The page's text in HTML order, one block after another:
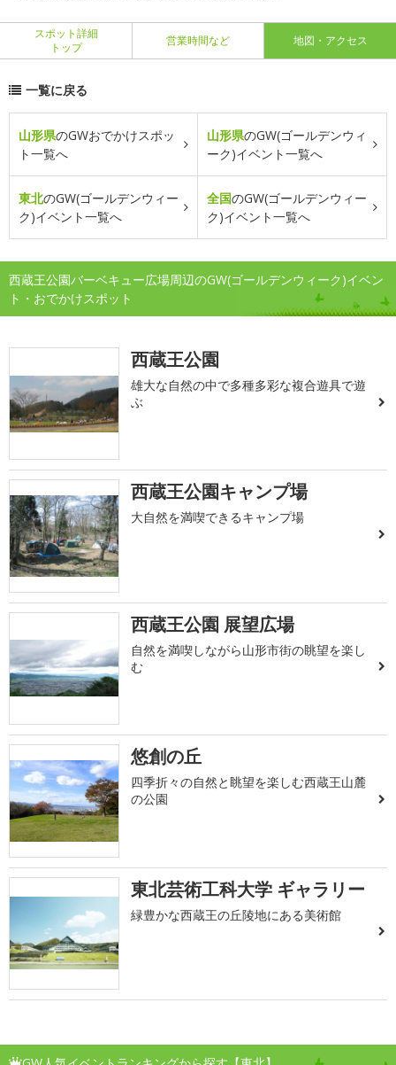
スポット詳細
トップ
営業時間など 地図・アクセス
一覧に戻る
山形県のGWおでかけスポッ
ト一覧へ
山形県のGW(ゴールデンウィ
ーク)イベント一覧へ
東北のGW(ゴールデンウィー
ク)イベント一覧へ
全国のGW(ゴールデンウィー
ク)イベント一覧へ
西蔵王公園バーベキュー広場周辺のGW(ゴールデンウィーク)イベン
ト・おでかけスポット
西蔵王公園
雄大な自然の中で多種多彩な複合遊具で遊
ぶ
西蔵王公園キャンプ場
大自然を満喫できるキャンプ場
西蔵王公園 展望広場
自然を満喫しながら山形市街の眺望を楽し
む
悠創の丘
四季折々の自然と眺望を楽しむ西蔵王山麓
の公園
東北芸術工科大学 ギャラリー
緑豊かな西蔵王の丘陵地にある美術館